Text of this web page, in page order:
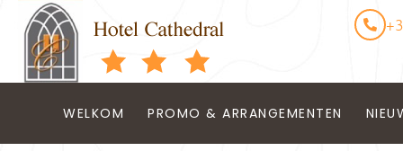
WELKOM PROMO & ARRANGEMENTEN